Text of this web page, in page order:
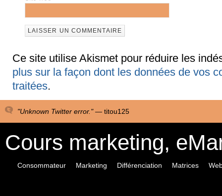
Ce site utilise Akismet pour réduire les
plus sur la façon dont les données de vos
traitées.
"Unknown Twitter error." — titou125
Cours marketing,
Consommateur Marketing Différenciation Matrices